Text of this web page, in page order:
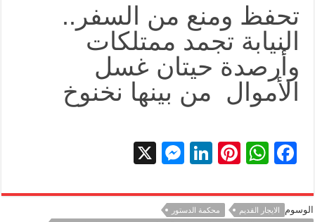
تحفظ ومنع من السفر..
النيابة تجمد ممتلكات
وأرصدة حيتان غسل
الأموال من بينها نخنوخ
F
e
W
at
Pi
er
Li
k
M
se
الوسوم الايجار القديم
محكمة الدستور